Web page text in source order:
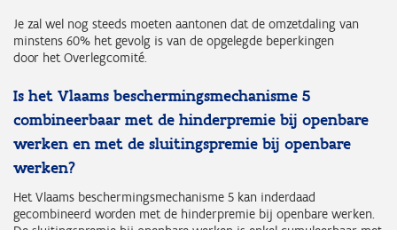
Je zal wel nog steeds moeten aantonen dat de omzetdaling van
minstens 60% het gevolg is van de opgelegde beperkingen
door het Overlegcomité.
Is het Vlaams beschermingsmechanisme 5
combineerbaar met de hinderpremie bij openbare
werken en met de sluitingspremie bij openbare
werken?
Het Vlaams beschermingsmechanisme 5 kan inderdaad
gecombineerd worden met de hinderpremie bij openbare werken.